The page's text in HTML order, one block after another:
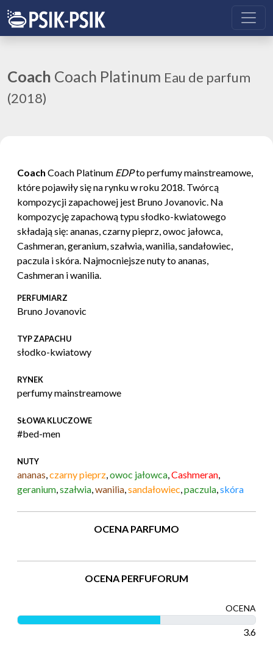
Coach Coach Platinum Eau de parfum
(2018)
Coach Coach Platinum EDPto perfumy mainstreamowe,
które pojawiły się na rynku w roku 2018. Twórcą
kompozycji zapachowej jest Bruno Jovanovic. Na
kompozycję zapachową typu słodko-kwiatowego
składają się: ananas, czarny pieprz, owoc jałowca,
Cashmeran, geranium, szałwia, wanilia, sandałowiec,
paczula i skóra. Najmocniejsze nuty to ananas,
Cashmeran i wanilia.
PERFUMIARZ
Bruno Jovanovic
TYP ZAPACHU
słodko-kwiatowy
RYNEK
perfumy mainstreamowe
SŁOWA KLUCZOWE
#bed-men
NUTY
ananas,czarny pieprz,owoc jałowca,Cashmeran,
geranium,szałwia,wanilia,sandałowiec,paczula,skóra
OCENA PARFUMO
OCENA PERFUFORUM
OCENA
3.6